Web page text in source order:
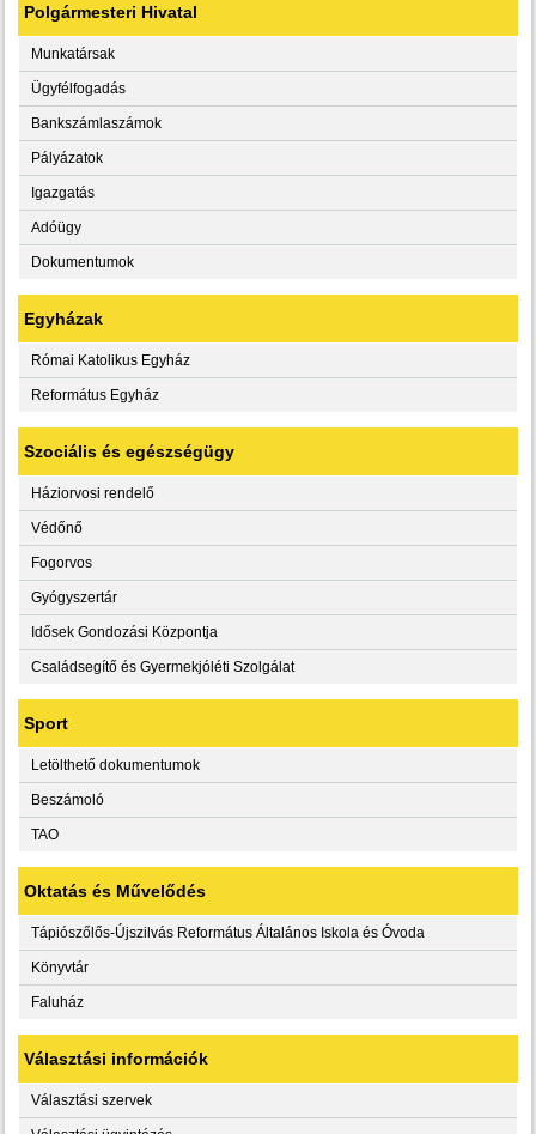
Polgármesteri Hivatal
Munkatársak
Ügyfélfogadás
Bankszámlaszámok
Pályázatok
Igazgatás
Adóügy
Dokumentumok
Egyházak
Római Katolikus Egyház
Református Egyház
Szociális és egészségügy
Háziorvosi rendelő
Védőnő
Fogorvos
Gyógyszertár
Idősek Gondozási Központja
Családsegítő és Gyermekjóléti Szolgálat
Sport
Letölthető dokumentumok
Beszámoló
TAO
Oktatás és Művelődés
Tápiószőlős-Újszilvás Református Általános Iskola és Óvoda
Könyvtár
Faluház
Választási információk
Választási szervek